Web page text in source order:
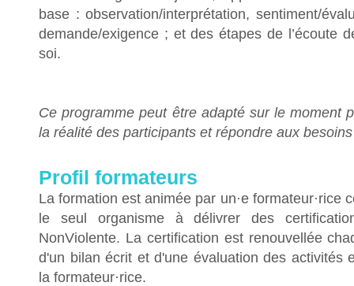
base : observation/interprétation, sentiment/
demande/exigence ; et des étapes de l’écoute
soi.
Ce programme peut être adapté sur le moment
la réalité des participants et répondre aux
Profil formateurs
La formation est animée par un·e formateur·rice
le seul organisme à délivrer des
NonViolente. La certification est renouvellée
d'un bilan écrit et d'une évaluation des activités
la formateur·rice.